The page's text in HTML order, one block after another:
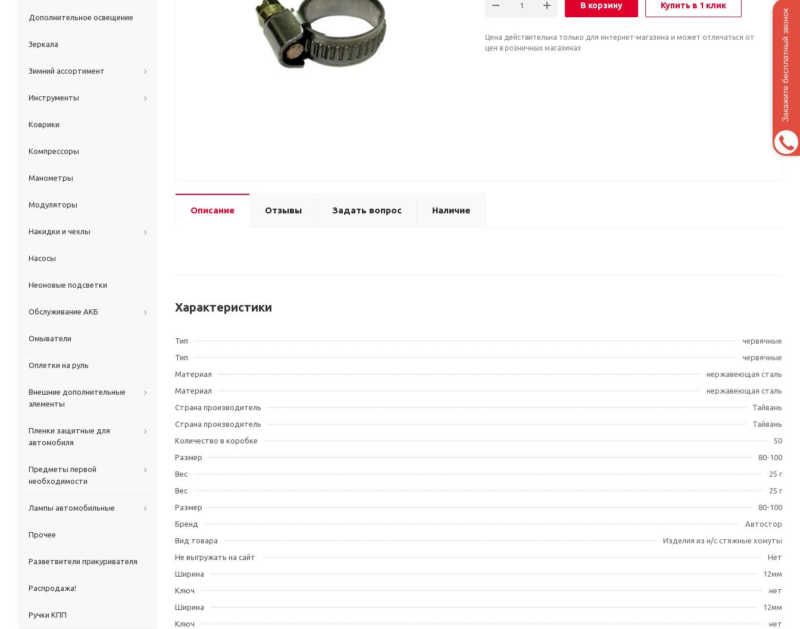
В корзину Купить в 1 клик
Цена действительна только для интернет-магазина и может отличаться от
цен в розничных магазинах
Описание Отзывы Задать вопрос Наличие
Характеристики
Тип
червячные
Тип
червячные
Материал
нержавеющая сталь
Материал
нержавеющая сталь
Страна производитель
Тайвань
Страна производитель
Тайвань
Количество в коробке
50
Размер
80-100
Вес
25 г
Вес
25 г
Размер
80-100
Бренд
Автостор
Вид товара
Изделия из н/с стяжные хомуты
Не выгружать на сайт
Нет
Ширина
12мм
Ключ
нет
Ширина
12мм
Ключ
нет
Дополнительное освещение
Зеркала
Зимний ассортимент
Инструменты
Коврики
Компрессоры
Манометры
Модуляторы
Накидки и чехлы
Насосы
Неоновые подсветки
Обслуживание АКБ
Омыватели
Оплетки на руль
Внешние дополнительные
элементы
Пленки защитные для
автомобиля
Предметы первой
необходимости
Лампы автомобильные
Прочее
Разветвители прикуривателя
Распродажа!
Ручки КПП
Закажите бесплатный звонок